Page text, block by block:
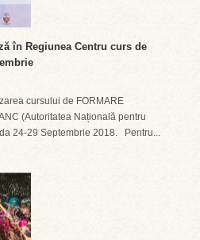
în Regiunea Centru curs de
cursului de FORMARE
(Autoritatea Națională pentru
24-29 Septembrie 2018. Pentru...